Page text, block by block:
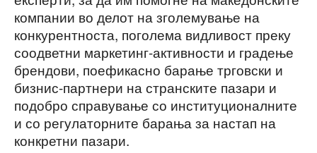
компании во делот на зголемување на
конкурентноста, поголема видливост преку
соодветни маркетинг-активности и градење
брендови, поефикасно барање трговски и
бизнис-партнери на странските пазари и
подобро справување со институционалните
и со регулаторните барања за настап на
конкретни пазари.